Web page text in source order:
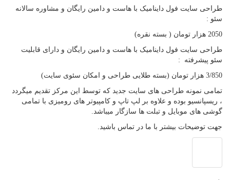
طراحی سایت فول داینامیک با هاست و دامین رایگان و مشاوره سالانه
سئو :
2050 هزار تومان ( بسته نقره)
طراحی سایت فول داینامیک با هاست و دامین رایگان و دارای قابلیت
سئو پیشرفته :
3/850 هزار تومان (بسته طلایی طراحی و امکان سئوی سایت)
تمامی نمونه طراحی های سایت جدید که توسط این مرکز تقدیم میگردد
، ریسپانسیو بوده و علاوه بر لپ تاپ و کامپیوتر های رومیزی با تمامی
گوشی های موبایل و تبلت ها سازگار میباشد.
جهت توضیحات بیشتر با ما در تماس باشید.